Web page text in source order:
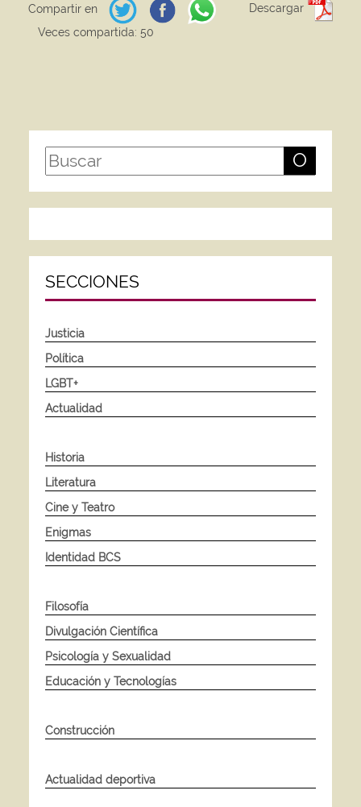
Compartir en
Descargar
Veces compartida: 50
O
SECCIONES
Justicia
Política
LGBT+
Actualidad
Historia
Literatura
Cine y Teatro
Enigmas
Identidad BCS
Filosofía
Divulgación Científica
Psicología y Sexualidad
Educación y Tecnologías
Construcción
Actualidad deportiva